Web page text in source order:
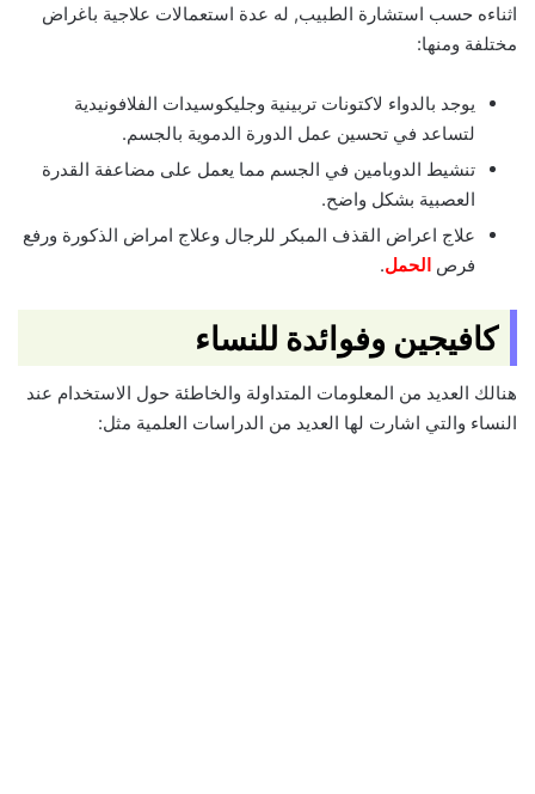
اثناءه حسب استشارة الطبيب, له عدة استعمالات علاجية باغراض
مختلفة ومنها:
يوجد بالدواء لاكتونات تربينية وجليكوسيدات الفلافونيدية
لتساعد في تحسين عمل الدورة الدموية بالجسم.
تنشيط الدوبامين في الجسم مما يعمل على مضاعفة القدرة
العصبية بشكل واضح.
علاج اعراض القذف المبكر للرجال وعلاج امراض الذكورة ورفع
فرص الحمل.
كافيجين وفوائدة للنساء
هنالك العديد من المعلومات المتداولة والخاطئة حول الاستخدام عند
النساء والتي اشارت لها العديد من الدراسات العلمية مثل: